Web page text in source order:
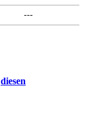
---
diesen